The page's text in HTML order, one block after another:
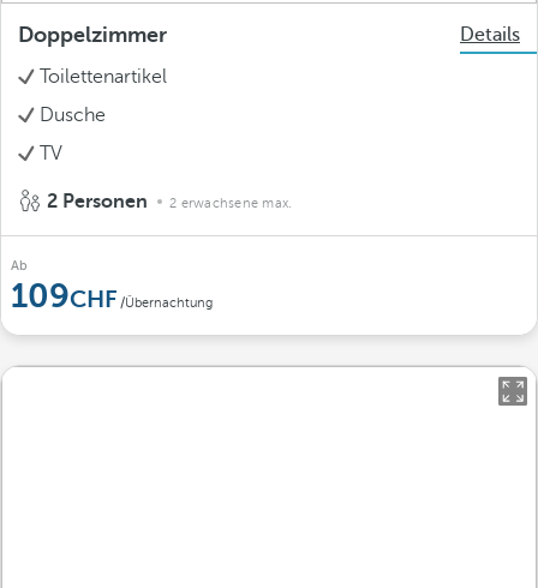
Doppelzimmer
Details
Toilettenartikel
Dusche
TV
2 Personen 2 erwachsene max.
Ab
109 /Übernachtung